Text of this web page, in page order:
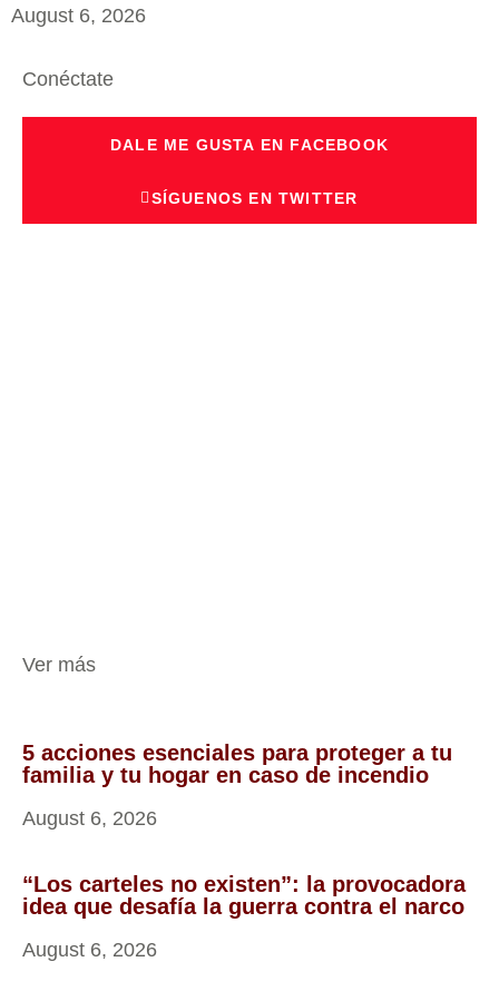
August 6, 2026
Conéctate
DALE ME GUSTA EN FACEBOOK
SÍGUENOS EN TWITTER
Ver más
5 acciones esenciales para proteger a tu
familia y tu hogar en caso de incendio
August 6, 2026
“Los carteles no existen”: la provocadora
idea que desafía la guerra contra el narco
August 6, 2026